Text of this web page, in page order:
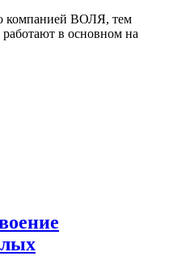
компанией ВОЛЯ, тем
в основном на